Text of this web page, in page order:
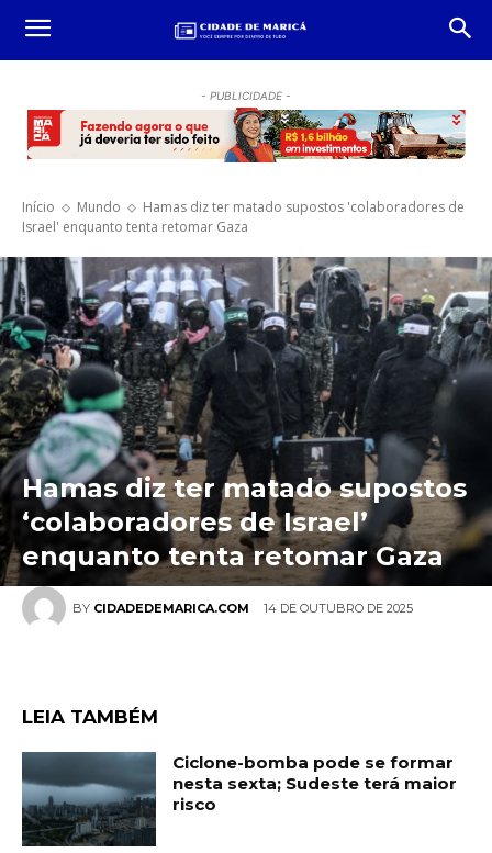
- PUBLICIDADE -
Início Mundo
Hamas diz ter matado supostos 'colaboradores de
Israel' enquanto tenta retomar Gaza
BY CIDADEDEMARICA.COM 14 DE OUTUBRO DE 2025
Hamas diz ter matado supostos
‘colaboradores de Israel’
enquanto tenta retomar Gaza
LEIA TAMBÉM
Ciclone-bomba pode se formar
nesta sexta; Sudeste terá maior
risco